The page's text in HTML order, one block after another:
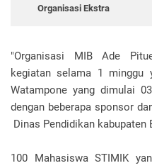
Organisasi Ekstra
"Organisasi MIB Ade
kegiatan selama 1 minggu
Watampone yang dimulai
dengan beberapa sponsor
Dinas Pendidikan
100 Mahasiswa STIMIK